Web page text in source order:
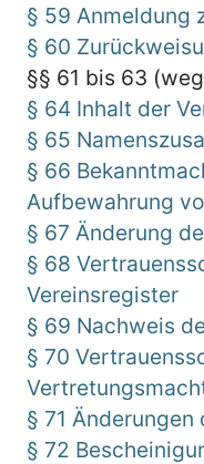
§ 59 Anmeldung
§ 60
§§ 61 bis 63
§ 64 Inhalt der
§ 65
§ 66
Aufbewahrung
§ 67 Änderung
§ 68
Vereinsregister
§ 69 Nachweis
§ 70
§ 71 Änderungen
§ 72